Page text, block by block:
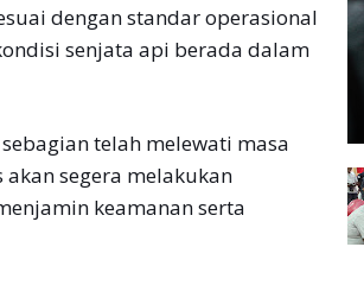
dengan standar operasional
senjata api berada dalam
telah melewati masa
segera melakukan
keamanan serta